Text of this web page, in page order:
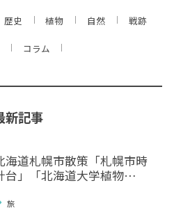
歴史 植物 自然 戦跡
コラム
新記事
海道札幌市散策「札幌市時
台」「北海道大学植物…
旅